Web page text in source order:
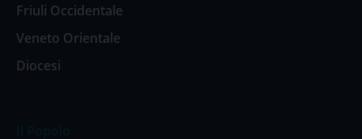
Friuli Occidentale
Veneto Orientale
Diocesi